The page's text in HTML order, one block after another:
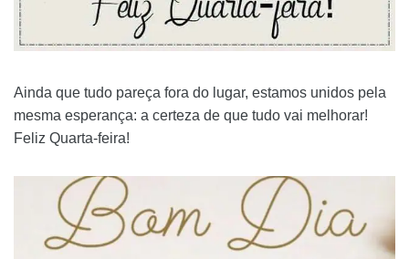
Ainda que tudo pareça fora do lugar, estamos unidos pela
mesma esperança: a certeza de que tudo vai melhorar!
Feliz Quarta-feira!